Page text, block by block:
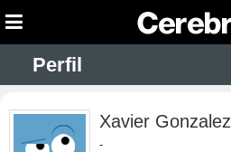
Perfil
Xavier Gonzalez
-